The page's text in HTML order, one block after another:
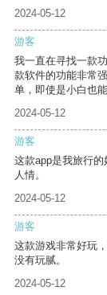
2024-05-12
游客
我一直在寻找一款
款软件的功能非常
单，即使是小白也能
2024-05-12
游客
这款app是我旅行
人情。
2024-05-12
游客
这款游戏非常好玩
没有玩腻。
2024-05-12